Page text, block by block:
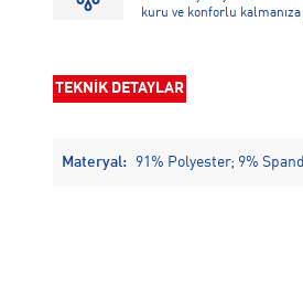
kuru ve konforlu kalmanıza
TEKNİK DETAYLAR
Materyal: 91% Polyester; 9%